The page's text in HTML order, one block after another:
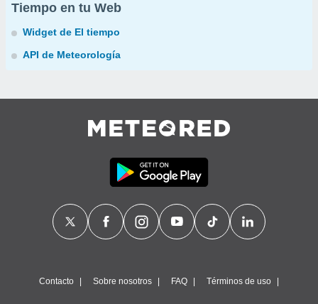
Tiempo en tu Web
Widget de El tiempo
API de Meteorología
Contacto Sobre nosotros FAQ Términos de uso